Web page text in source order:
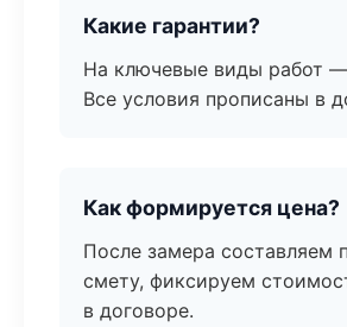
Какие гарантии?
На ключевые виды работ
Все условия прописаны в
Как формируется цена?
После замера составляем
смету, фиксируем
в договоре.